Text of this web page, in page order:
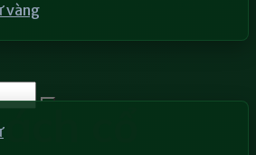
vàng
cổ